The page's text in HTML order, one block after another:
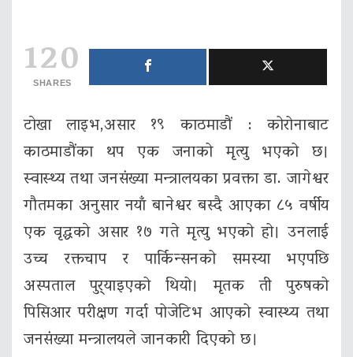
120
SHARES
टाेखा लाइभ,असार १९ काठमाडौं : कोरोनाबाट
काठमाडौंका थप एक जनाको मृत्यु भएको छ।
स्वास्थ्य तथा जनसंख्या मन्त्रालयका प्रवक्ता डा. जागेश्वर
गौतमका अनुसार नयाँ बानेश्वर बस्दै आएका ८५ वर्षीय
एक वृद्धकाे असार १७ गते मृत्यु भएको हो। उनलाई
उच्च रक्तचाप र पार्किन्सनको समस्या भएपछि
अस्पताल पुर्‍याइएको थियो। मृतक ती पुरुषको
पिसिआर परीक्षण गर्दा पोजेटिभ आएको स्वास्थ्य तथा
जनसंख्या मन्त्रालयले जानकारी दिएको छ।